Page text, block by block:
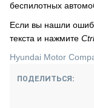
беспилотных
Если вы нашли
текста и нажмите
Hyundai Motor
ПОДЕЛИТЬСЯ: